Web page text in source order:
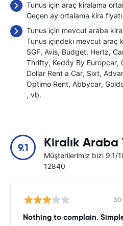
Tunus için araç kiralama
Geçen ay ortalama kira fiyatı
Tunus için mevcut araba
Tunus içindeki mevcut araç
SGF Avis Budget Hertz
Thrifty Keddy By Europcar
Dollar Rent a Car Sixt
Optimo Rent Abbycar
, vb.
9.1 Kiralık Araba
Müşterilerimiz bizi 9.1/
12840
Nothing to complain.